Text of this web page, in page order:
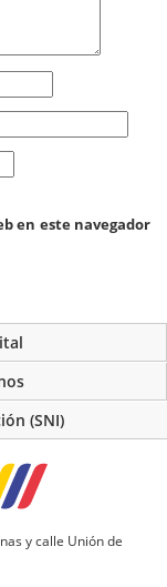
en este navegador
(SNI)
y calle Unión de